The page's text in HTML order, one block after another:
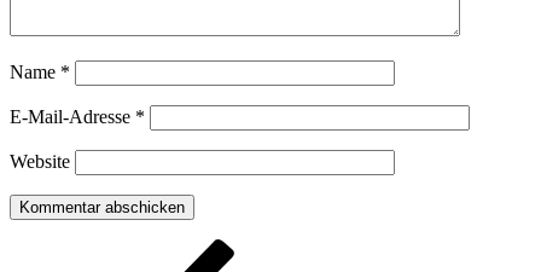
Name *
E-Mail-Adresse *
Website
Beitragsnavigation